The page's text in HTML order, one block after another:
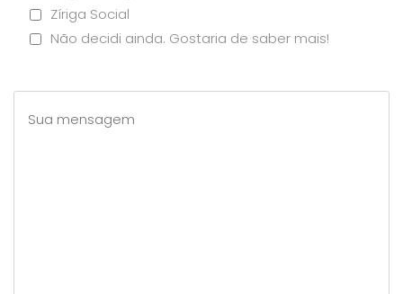
Zíriga Social
Não decidi ainda. Gostaria de saber mais!